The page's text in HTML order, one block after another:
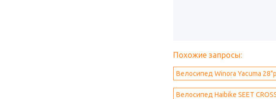
Похожие запросы:
Велосипед Winora Yacuma
Велосипед Haibike SEET